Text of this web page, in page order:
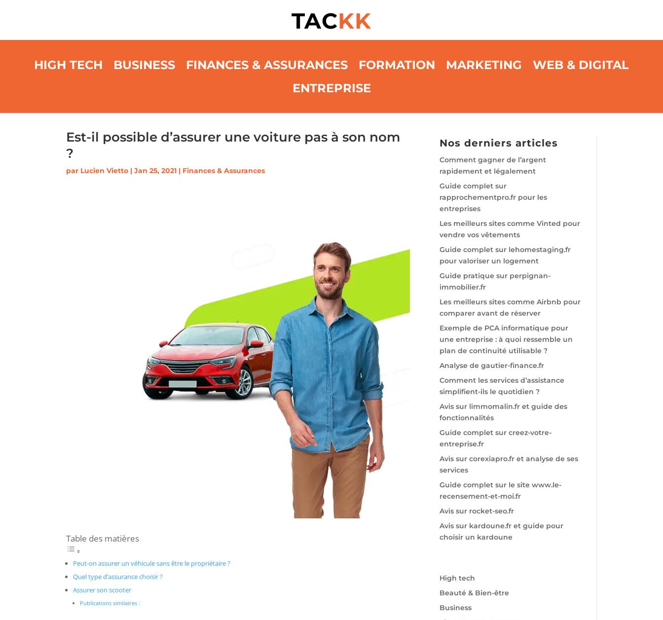
TACKK
HIGH TECH BUSINESS FINANCES & ASSURANCES FORMATION MARKETING
WEB & DIGITAL
ENTREPRISE
Est-il possible d’assurer une voiture pas à son nom
?
par Lucien Vietto |Jan 25, 2021 | Finances & Assurances
Table des matières
Peut-on assurer un véhicule sans être le propriétaire ?
Quel type d’assurance choisir ?
Assurer son scooter
Publications similaires :
Nos derniers articles
Comment gagner de l’argent
rapidement et légalement
Guide complet sur
rapprochementpro.fr pour les
entreprises
Les meilleurs sites comme Vinted pour
vendre vos vêtements
Guide complet sur lehomestaging.fr
pour valoriser un logement
Guide pratique sur perpignan-
immobilier.fr
Les meilleurs sites comme Airbnb pour
comparer avant de réserver
Exemple de PCA informatique pour
une entreprise : à quoi ressemble un
plan de continuité utilisable ?
Analyse de gautier-finance.fr
Comment les services d’assistance
simplifient-ils le quotidien ?
Avis sur limmomalin.fr et guide des
fonctionnalités
Guide complet sur creez-votre-
entreprise.fr
Avis sur corexiapro.fr et analyse de ses
services
Guide complet sur le site www.le-
recensement-et-moi.fr
Avis sur rocket-seo.fr
Avis sur kardoune.fr et guide pour
choisir un kardoune
High tech
Beauté & Bien-être
Business